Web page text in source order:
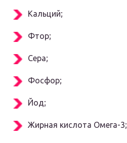
Кальций;
Фтор;
Сера;
Фосфор;
Йод;
Жирная кислота Омега-3;